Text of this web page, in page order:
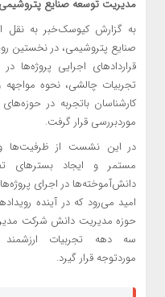
مدیریت توسعه صنایع
به گزارش کیوسک‌خبر به نقل
صنایع پتروشیمی، در نخستین
قراردادهای اجرایی
تجربیات چالشی، نحوه
کارشناسان باتجربه در
موردبررسی قرار گرفت.
در این نشست از ظرفیت‌ها و
مستمر و ایجاد بسترهای
دانش‌آموخته‌ها در اجرای
امید می‌رود که در آینده
حوزه مدیریت دانش شرکت
سه دهه تجربیات
موردتوجه قرار گیرد.